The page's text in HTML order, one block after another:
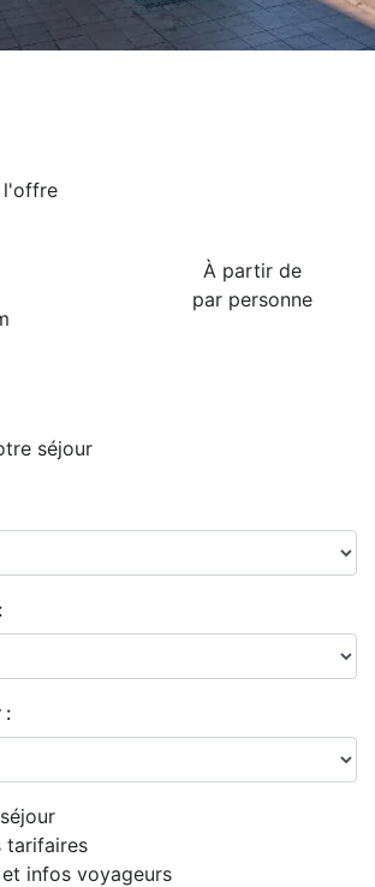
l'offre
À partir de
par personne
séjour
:
tarifaires
infos voyageurs